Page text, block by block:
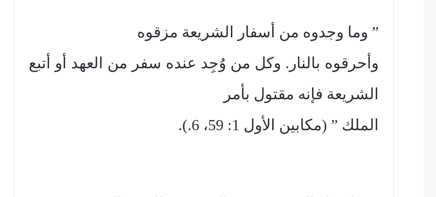
” وما وجدوه من أسفار الشريعة مزقوه
وأحرقوه بالنار. وكل من وُجِد عنده سفر من العهد أو أتبع
الشريعة فإنه مقتول بأمر
الملك ” (مكابين الأول 1: 59، 6.).